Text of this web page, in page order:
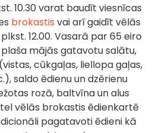
10.30 varat baudīt viesnīcas
brokastis vai arī gaidīt vēlās
12.00. Vasarā par 65 eiro
mājās gatavotu salātu,
cūkgaļas, liellopa gaļas,
saldo ēdienu un dzērienu
rozā, baltvīna un alus
vēlās brokastis ēdienkartē
pagatavoti ēdieni kā